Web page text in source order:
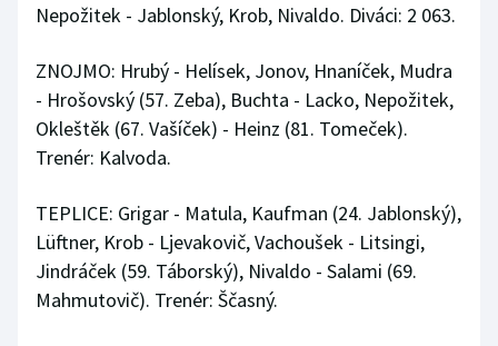
Nepožitek - Jablonský, Krob, Nivaldo. Diváci: 2 063.
ZNOJMO: Hrubý - Helísek, Jonov, Hnaníček, Mudra
- Hrošovský (57. Zeba), Buchta - Lacko, Nepožitek,
Okleštěk (67. Vašíček) - Heinz (81. Tomeček).
Trenér: Kalvoda.
TEPLICE: Grigar - Matula, Kaufman (24. Jablonský),
Lüftner, Krob - Ljevakovič, Vachoušek - Litsingi,
Jindráček (59. Táborský), Nivaldo - Salami (69.
Mahmutovič). Trenér: Ščasný.